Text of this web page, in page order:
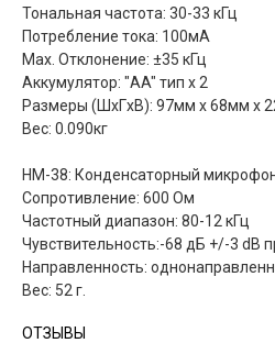
Тональная частота: 30-33 кГц
Потребление тока: 100мА
Max. Отклонение: ±35 кГц
Аккумулятор: "AA" тип x 2
Размеры (ШхГxВ): 97мм x 68мм x
Вес: 0.090кг
HM-38: Конденсаторный
Сопротивление: 600 Ом
Частотный диапазон: 80-12 кГц
Чувствительность:-68 дБ +/-3 dB
Направленность:
Вес: 52 г.
ОТЗЫВЫ